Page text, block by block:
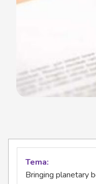
Tema
Bringing planetary